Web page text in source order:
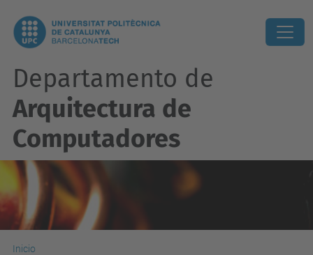
Departamento de
Arquitectura de
Computadores
Inicio